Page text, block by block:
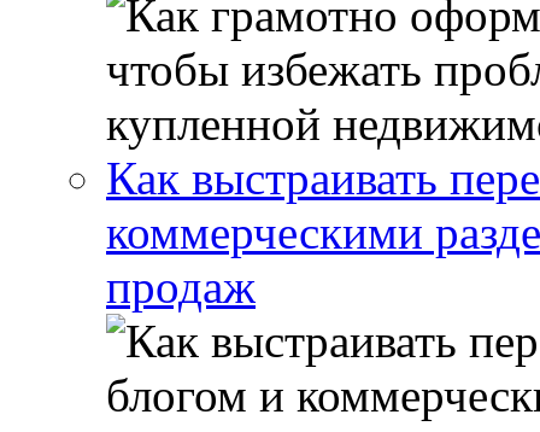
Как выстраивать
коммерческими
продаж